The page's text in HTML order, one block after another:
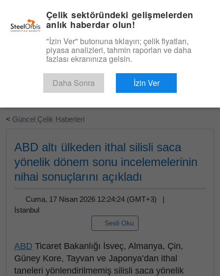
Ücretsiz Deneyin
< Güncel Çelik Haberleri
ABD altı ülkeden ithal silisli saca
yönelik dönem sonu incelemelerinin
nihai sonuçlarını açıkladı
Cuma, 17 Nisan 2026 12:24:24 (GMT+3) |
İstanbul
Sesli Oku
ABD Ticaret Bakanlığı İsveç, Almanya, Çin,
Güney Kore, Tayvan ve Japonya’dan ithal
taneleri yönlendirilmemiş silisli saca yönelik
Çelik sektöründeki gelişmelerden
anlık haberdar olun!
"İzin Ver" butonuna tıklayın; çelik fiyatları,
piyasa analizleri, tahmin raporları ve daha
fazlası ekranınıza gelsin.
Daha Sonra İzin Ver